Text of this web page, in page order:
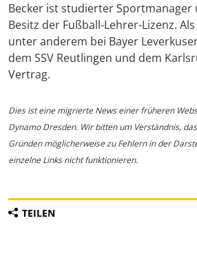
Becker ist studierter Sportmanager
Besitz der Fußball-Lehrer-Lizenz.
unter anderem bei Bayer
dem SSV Reutlingen und dem
Vertrag.
Dies ist eine migrierte News einer früheren
Dynamo Dresden. Wir bitten um Verständnis,
Gründen möglicherweise zu Fehlern in der
einzelne Links nicht funktionieren.
TEILEN